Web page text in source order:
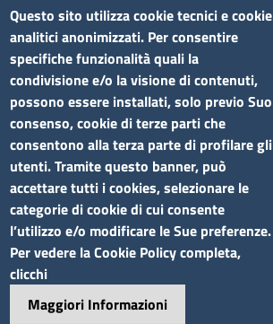
Bandi di concorso
Siti tematici
Elenco siti tematici
Seguici su
Sito web
Accesso riservato
Mappa del sito
Questo sito utilizza cookie tecnici e cookie
analitici anonimizzati. Per consentire
specifiche funzionalità quali la
condivisione e/o la visione di contenuti,
possono essere installati, solo previo Suo
consenso, cookie di terze parti che
consentono alla terza parte di profilare gli
utenti. Tramite questo banner, può
accettare tutti i cookies, selezionare le
categorie di cookie di cui consente
l’utilizzo e/o modificare le Sue preferenze.
Per vedere la Cookie Policy completa,
clicchi
Maggiori Informazioni